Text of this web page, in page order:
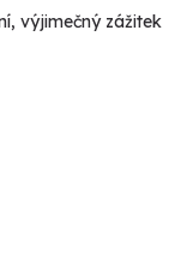
výjimečný zážitek